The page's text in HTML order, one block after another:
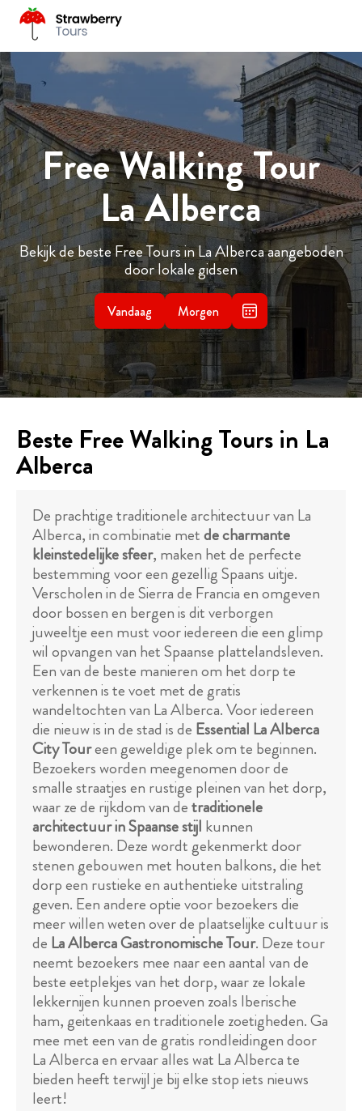
Free Walking Tour
La Alberca
Bekijk de beste Free Tours in La Alberca aangeboden
door lokale gidsen
Vandaag Morgen
Beste Free Walking Tours in La
Alberca
De prachtige traditionele architectuur van La
Alberca, in combinatie metde charmante
kleinstedelijke sfeer, maken het de perfecte
bestemming voor een gezellig Spaans uitje.
Verscholen in de Sierra de Francia en omgeven
door bossen en bergen is dit verborgen
juweeltje een must voor iedereen die een glimp
wil opvangen van het Spaanse plattelandsleven.
Een van de beste manieren om het dorp te
verkennen is te voet met de gratis
wandeltochten van La Alberca. Voor iedereen
die nieuw is in de stad is de Essential La Alberca
City Toureen geweldige plek om te beginnen.
Bezoekers worden meegenomen door de
smalle straatjes en rustige pleinen van het dorp,
waar ze de rijkdom van detraditionele
architectuur in Spaanse stijl kunnen
bewonderen. Deze wordt gekenmerkt door
stenen gebouwen met houten balkons, die het
dorp een rustieke en authentieke uitstraling
geven. Een andere optie voor bezoekers die
meer willen weten over de plaatselijke cultuur is
de La Alberca Gastronomische Tour. Deze tour
neemt bezoekers mee naar een aantal van de
beste eetplekjes van het dorp, waar ze lokale
lekkernijen kunnen proeven zoals Iberische
ham, geitenkaas en traditionele zoetigheden. Ga
mee met een van de gratis rondleidingen door
La Alberca en ervaar alles wat La Alberca te
bieden heeft terwijl je bij elke stop iets nieuws
leert!